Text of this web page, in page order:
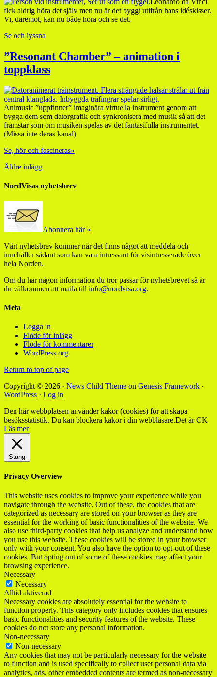
Leonardo da Vinci
fick aldrig höra det själv men nu är det byggt utifrån hans idéskisser.
Vi, däremot, kan nu både höra och se det.
Se och lyssna
”Resonant Chamber” – animation i
toppklass
Animusic ”uppfinner” imaginära virtuella instrument genom att
bygga dem som datorgrafik och synkronisera med musik så att det
framstår som om musiken spelas av det fantasifulla instrumentet.
(Missa inte deras kanal)
Se, hör och fascineras»
Äldre inlägg
NordVisas nyhetsbrev
Abonnera här »
Vårt nyhetsbrev kommer när det finns något att meddela och
innehåller sådant som kan vara intressant för visintresserade över
hela Norden.
Om du har någon information du tror passar för nyhetsbrevet så är
du välkommen att maila till info@nordvisa.org.
Meta
Logga in
Flöde för inlägg
Flöde för kommentarer
WordPress.org
Return to top of page
Copyright © 2026 · News Child Theme on Genesis Framework ·
WordPress · Log in
Den här webbplatsen använder kakor (cookies) för att skapa
besöksstatistik. Du kan blockera kakor i din webbläsare.Det är OK
Läs mer
Stäng
Privacy Overview
This website uses cookies to improve your experience while you
navigate through the website. Out of these, the cookies that are
categorized as necessary are stored on your browser as they are
essential for the working of basic functionalities of the website. We
also use third-party cookies that help us analyze and understand how
you use this website. These cookies will be stored in your browser
only with your consent. You also have the option to opt-out of these
cookies. But opting out of some of these cookies may affect your
browsing experience.
Necessary
Necessary
Alltid aktiverad
Necessary cookies are absolutely essential for the website to
function properly. This category only includes cookies that ensures
basic functionalities and security features of the website. These
cookies do not store any personal information.
Non-necessary
Non-necessary
Any cookies that may not be particularly necessary for the website
to function and is used specifically to collect user personal data via
analytics, ads, other embedded contents are termed as non-necessary